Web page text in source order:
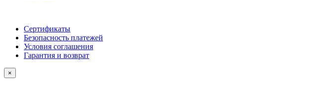
Сертификаты
Безопасность платежей
Условия соглашения
Гарантия и возврат
×